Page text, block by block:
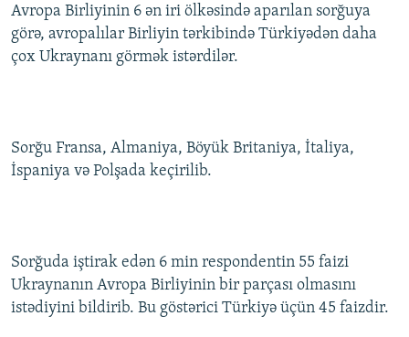
Avropa Birliyinin 6 ən iri ölkəsində aparılan sorğuya
görə, avropalılar Birliyin tərkibində Türkiyədən daha
çox Ukraynanı görmək istərdilər.
Sorğu Fransa, Almaniya, Böyük Britaniya, İtaliya,
İspaniya və Polşada keçirilib.
Sorğuda iştirak edən 6 min respondentin 55 faizi
Ukraynanın Avropa Birliyinin bir parçası olmasını
istədiyini bildirib. Bu göstərici Türkiyə üçün 45 faizdir.